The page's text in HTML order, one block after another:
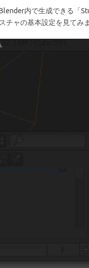
内で生成できる「
チャの基本設定を見てみ